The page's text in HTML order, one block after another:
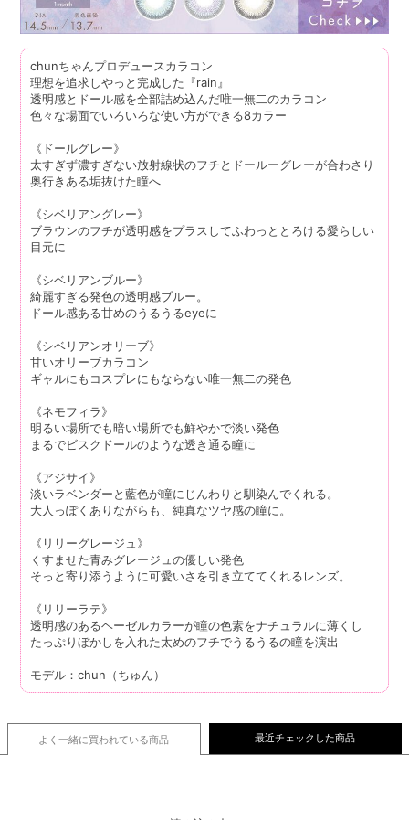
chunちゃんプロデュースカラコン
理想を追求しやっと完成した『rain』
透明感とドール感を全部詰め込んだ唯一無二のカラコン
色々な場面でいろいろな使い方ができる8カラー
《ドールグレー》
太すぎず濃すぎない放射線状のフチとドールーグレーが合わさり
奥行きある垢抜けた瞳へ
《シベリアングレー》
ブラウンのフチが透明感をプラスしてふわっととろける愛らしい
目元に
《シベリアンブルー》
綺麗すぎる発色の透明感ブルー。
ドール感ある甘めのうるうるeyeに
《シベリアンオリーブ》
甘いオリーブカラコン
ギャルにもコスプレにもならない唯一無二の発色
《ネモフィラ》
明るい場所でも暗い場所でも鮮やかで淡い発色
まるでビスクドールのような透き通る瞳に
《アジサイ》
淡いラベンダーと藍色が瞳にじんわりと馴染んでくれる。
大人っぽくありながらも、純真なツヤ感の瞳に。
《リリーグレージュ》
くすませた青みグレージュの優しい発色
そっと寄り添うように可愛いさを引き立ててくれるレンズ。
《リリーラテ》
透明感のあるヘーゼルカラーが瞳の色素をナチュラルに薄くし
たっぷりぼかしを入れた太めのフチでうるうるの瞳を演出
モデル：chun（ちゅん）
よく一緒に買われている商品 最近チェックした商品